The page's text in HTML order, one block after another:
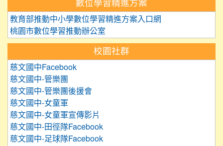
數位學習精進方案
教育部推動中小學數位學習精進方案入口網
桃園市數位學習推動辦公室
校園社群
慈文國中Facebook
慈文國中-管樂團
慈文國中-管樂團後援會
慈文國中-女童軍
慈文國中-女童軍宣傳影片
慈文國中-田徑隊Facebook
慈文國中-足球隊Facebook